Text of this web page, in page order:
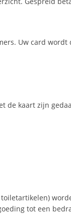
Uw card wordt
kaart zijn
tot een